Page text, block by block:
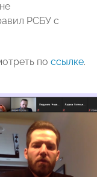
РСБУ с
по ссылке.